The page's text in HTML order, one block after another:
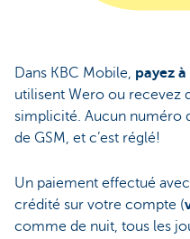
Dans KBC Mobile, payez
utilisent Wero ou recevez
simplicité. Aucun numéro
de GSM, et c’est réglé!
Un paiement effectué
crédité sur votre compte (
comme de nuit, tous les